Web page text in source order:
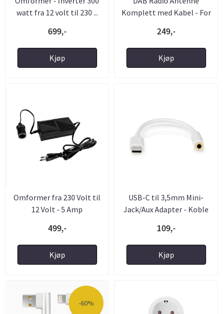
watt fra 12 volt til 230 ...
699,-
Kjøp
Komplett med Kabel - For
249,-
Kjøp
Omformer fra 230 Volt til
12 Volt - 5 Amp
499,-
Kjøp
USB-C til 3,5mm Mini-
Jack/Aux Adapter - Koble
109,-
Kjøp
-60%